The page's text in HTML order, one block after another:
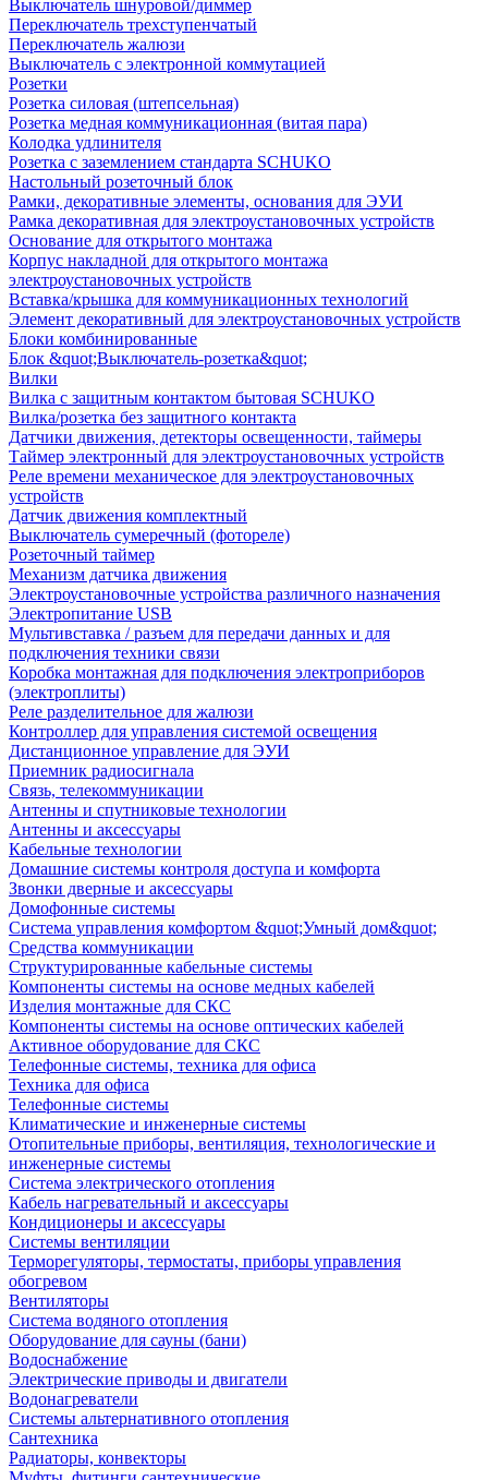
Выключатель шнуровой/диммер
Переключатель трехступенчатый
Переключатель жалюзи
Выключатель с электронной коммутацией
Розетки
Розетка силовая (штепсельная)
Розетка медная коммуникационная (витая пара)
Колодка удлинителя
Розетка с заземлением стандарта SCHUKO
Настольный розеточный блок
Рамки, декоративные элементы, основания для ЭУИ
Рамка декоративная для электроустановочных устройств
Основание для открытого монтажа
Корпус накладной для открытого монтажа
электроустановочных устройств
Вставка/крышка для коммуникационных технологий
Элемент декоративный для электроустановочных устройств
Блоки комбинированные
Блок &quot;Выключатель-розетка&quot;
Вилки
Вилка с защитным контактом бытовая SCHUKO
Вилка/розетка без защитного контакта
Датчики движения, детекторы освещенности, таймеры
Таймер электронный для электроустановочных устройств
Реле времени механическое для электроустановочных
устройств
Датчик движения комплектный
Выключатель сумеречный (фотореле)
Розеточный таймер
Механизм датчика движения
Электроустановочные устройства различного назначения
Электропитание USB
Мультивставка / разъем для передачи данных и для
подключения техники связи
Коробка монтажная для подключения электроприборов
(электроплиты)
Реле разделительное для жалюзи
Контроллер для управления системой освещения
Дистанционное управление для ЭУИ
Приемник радиосигнала
Связь, телекоммуникации
Антенны и спутниковые технологии
Антенны и аксессуары
Кабельные технологии
Домашние системы контроля доступа и комфорта
Звонки дверные и аксессуары
Домофонные системы
Система управления комфортом &quot;Умный дом&quot;
Средства коммуникации
Структурированные кабельные системы
Компоненты системы на основе медных кабелей
Изделия монтажные для СКС
Компоненты системы на основе оптических кабелей
Активное оборудование для СКС
Телефонные системы, техника для офиса
Техника для офиса
Телефонные системы
Климатические и инженерные системы
Отопительные приборы, вентиляция, технологические и
инженерные системы
Система электрического отопления
Кабель нагревательный и аксессуары
Кондиционеры и аксессуары
Системы вентиляции
Терморегуляторы, термостаты, приборы управления
обогревом
Вентиляторы
Система водяного отопления
Оборудование для сауны (бани)
Водоснабжение
Электрические приводы и двигатели
Водонагреватели
Системы альтернативного отопления
Сантехника
Радиаторы, конвекторы